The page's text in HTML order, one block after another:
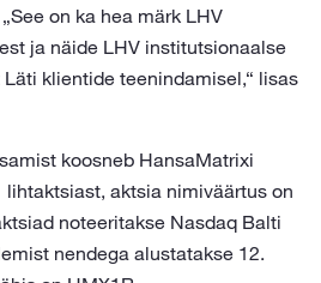
on ka hea märk LHV
ja näide LHV institutsionaalse
klientide teenindamisel,“ lisas
koosneb HansaMatrixi
aktsia nimiväärtus on
noteeritakse Nasdaq Balti
nendega alustatakse 12.